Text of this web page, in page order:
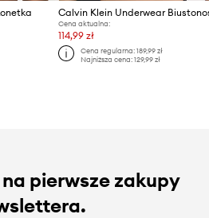
Cena aktualna:
114,99 zł
Cena regularna: 189,99 zł
Najniższa cena: 129,99 zł
pierwsze zakupy